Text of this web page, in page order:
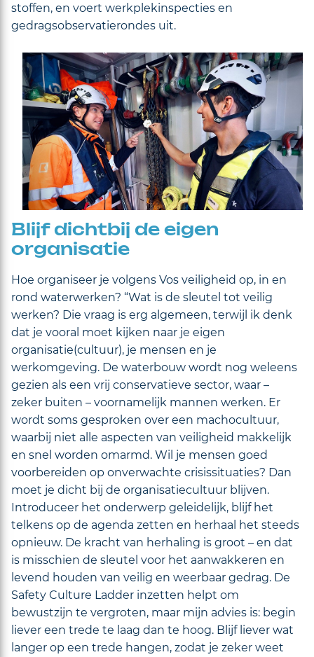
stoffen, en voert werkplekinspecties en
gedragsobservatierondes uit.
Blijf dichtbij de eigen
organisatie
Hoe organiseer je volgens Vos veiligheid op, in en
rond waterwerken? “Wat is de sleutel tot veilig
werken? Die vraag is erg algemeen, terwijl ik denk
dat je vooral moet kijken naar je eigen
organisatie(cultuur), je mensen en je
werkomgeving. De waterbouw wordt nog weleens
gezien als een vrij conservatieve sector, waar –
zeker buiten – voornamelijk mannen werken. Er
wordt soms gesproken over een machocultuur,
waarbij niet alle aspecten van veiligheid makkelijk
en snel worden omarmd. Wil je mensen goed
voorbereiden op onverwachte crisissituaties? Dan
moet je dicht bij de organisatiecultuur blijven.
Introduceer het onderwerp geleidelijk, blijf het
telkens op de agenda zetten en herhaal het steeds
opnieuw. De kracht van herhaling is groot – en dat
is misschien de sleutel voor het aanwakkeren en
levend houden van veilig en weerbaar gedrag. De
Safety Culture Ladder inzetten helpt om
bewustzijn te vergroten, maar mijn advies is: begin
liever een trede te laag dan te hoog. Blijf liever wat
langer op een trede hangen, zodat je zeker weet